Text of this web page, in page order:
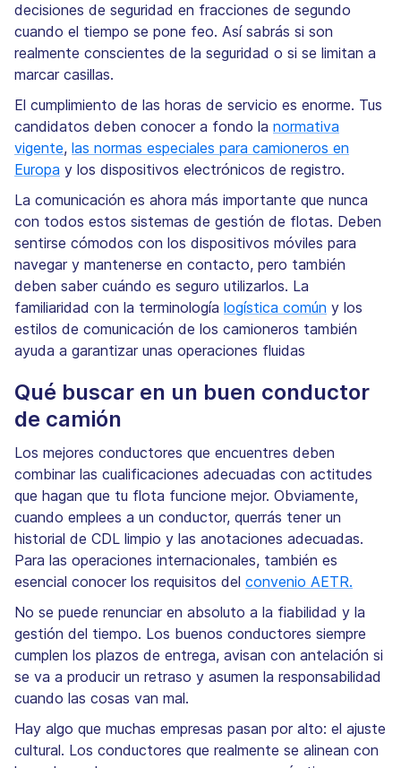
decisiones de seguridad en fracciones de segundo
cuando el tiempo se pone feo. Así sabrás si son
realmente conscientes de la seguridad o si se limitan a
marcar casillas.
El cumplimiento de las horas de servicio es enorme. Tus
candidatos deben conocer a fondo la normativa
vigente, las normas especiales para camioneros en
Europa y los dispositivos electrónicos de registro.
La comunicación es ahora más importante que nunca
con todos estos sistemas de gestión de flotas. Deben
sentirse cómodos con los dispositivos móviles para
navegar y mantenerse en contacto, pero también
deben saber cuándo es seguro utilizarlos. La
familiaridad con la terminología logística común y los
estilos de comunicación de los camioneros también
ayuda a garantizar unas operaciones fluidas
Qué buscar en un buen conductor
de camión
Los mejores conductores que encuentres deben
combinar las cualificaciones adecuadas con actitudes
que hagan que tu flota funcione mejor. Obviamente,
cuando emplees a un conductor, querrás tener un
historial de CDL limpio y las anotaciones adecuadas.
Para las operaciones internacionales, también es
esencial conocer los requisitos del convenio AETR.
No se puede renunciar en absoluto a la fiabilidad y la
gestión del tiempo. Los buenos conductores siempre
cumplen los plazos de entrega, avisan con antelación si
se va a producir un retraso y asumen la responsabilidad
cuando las cosas van mal.
Hay algo que muchas empresas pasan por alto: el ajuste
cultural. Los conductores que realmente se alinean con